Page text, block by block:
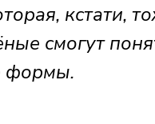
кстати,
смогут
формы.